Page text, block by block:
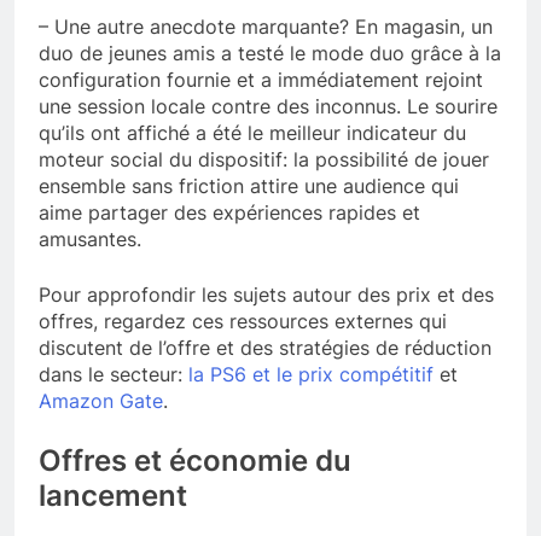
– Une autre anecdote marquante? En magasin, un
duo de jeunes amis a testé le mode duo grâce à la
configuration fournie et a immédiatement rejoint
une session locale contre des inconnus. Le sourire
qu’ils ont affiché a été le meilleur indicateur du
moteur social du dispositif: la possibilité de jouer
ensemble sans friction attire une audience qui
aime partager des expériences rapides et
amusantes.
Pour approfondir les sujets autour des prix et des
offres, regardez ces ressources externes qui
discutent de l’offre et des stratégies de réduction
dans le secteur: la PS6 et le prix compétitif et
Amazon Gate.
Offres et économie du
lancement